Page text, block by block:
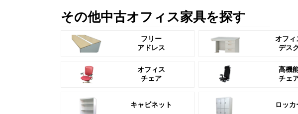
その他中古オフィス家具を探す
フリー
アドレス
オフィ
デスク
オフィス
チェア
高機
チェ
キャビネット ロッカ